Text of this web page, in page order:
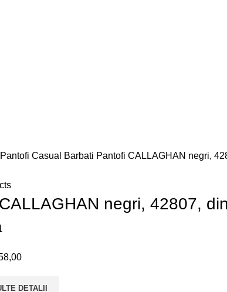
Pantofi Casual Barbati Pantofi CALLAGHAN negri,
negri, 42807,
Prețul
este:
DETALII